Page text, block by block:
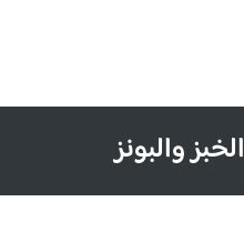
الخبز والبونز